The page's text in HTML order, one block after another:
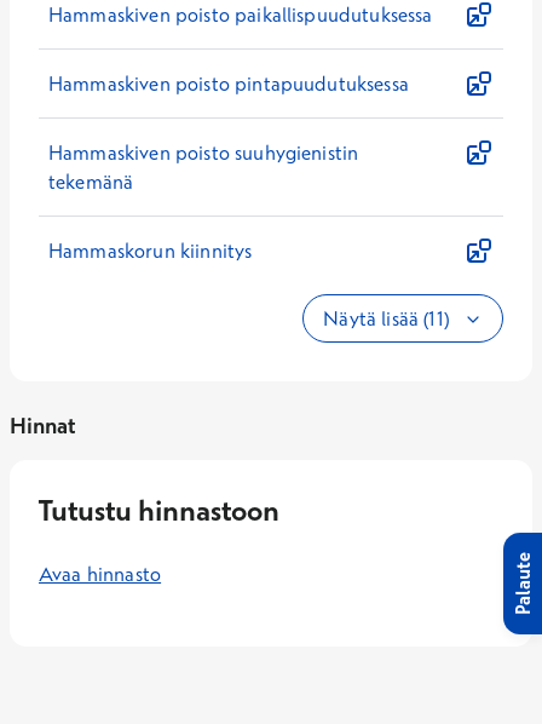
Hammaskiven poisto paikallispuudutuksessa
Hammaskiven poisto pintapuudutuksessa
Hammaskiven poisto suuhygienistin
tekemänä
Hammaskorun kiinnitys
Näytä lisää (11)
Hinnat
Tutustu hinnastoon
Avaa hinnasto Palaute